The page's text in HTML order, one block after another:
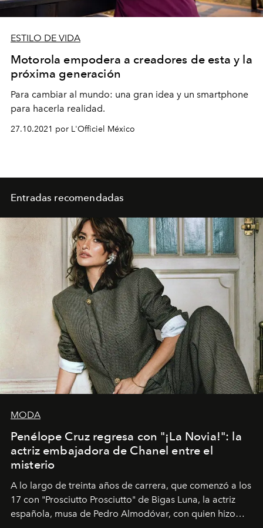
ESTILO DE VIDA
Motorola empodera a creadores de esta y la
próxima generación
Para cambiar al mundo: una gran idea y un smartphone
para hacerla realidad.
27.10.2021 por L'Officiel México
Entradas recomendadas
MODA
Penélope Cruz regresa con "¡La Novia!": la
actriz embajadora de Chanel entre el
misterio
A lo largo de treinta años de carrera, que comenzó a los
17 con "Prosciutto Prosciutto" de Bigas Luna, la actriz
española, musa de Pedro Almodóvar, con quien hizo